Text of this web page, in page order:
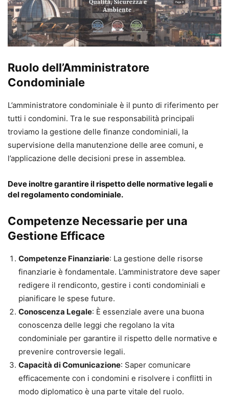
Ruolo dell’Amministratore
Condominiale
L’amministratore condominiale è il punto di riferimento per
tutti i condomini. Tra le sue responsabilità principali
troviamo la gestione delle finanze condominiali, la
supervisione della manutenzione delle aree comuni, e
l’applicazione delle decisioni prese in assemblea.
Deve inoltre garantire il rispetto delle normative legali e
del regolamento condominiale.
Competenze Necessarie per una
Gestione Efficace
Competenze Finanziarie: La gestione delle risorse
finanziarie è fondamentale. L’amministratore deve saper
redigere il rendiconto, gestire i conti condominiali e
pianificare le spese future.
Conoscenza Legale: È essenziale avere una buona
conoscenza delle leggi che regolano la vita
condominiale per garantire il rispetto delle normative e
prevenire controversie legali.
Capacità di Comunicazione: Saper comunicare
efficacemente con i condomini e risolvere i conflitti in
modo diplomatico è una parte vitale del ruolo.